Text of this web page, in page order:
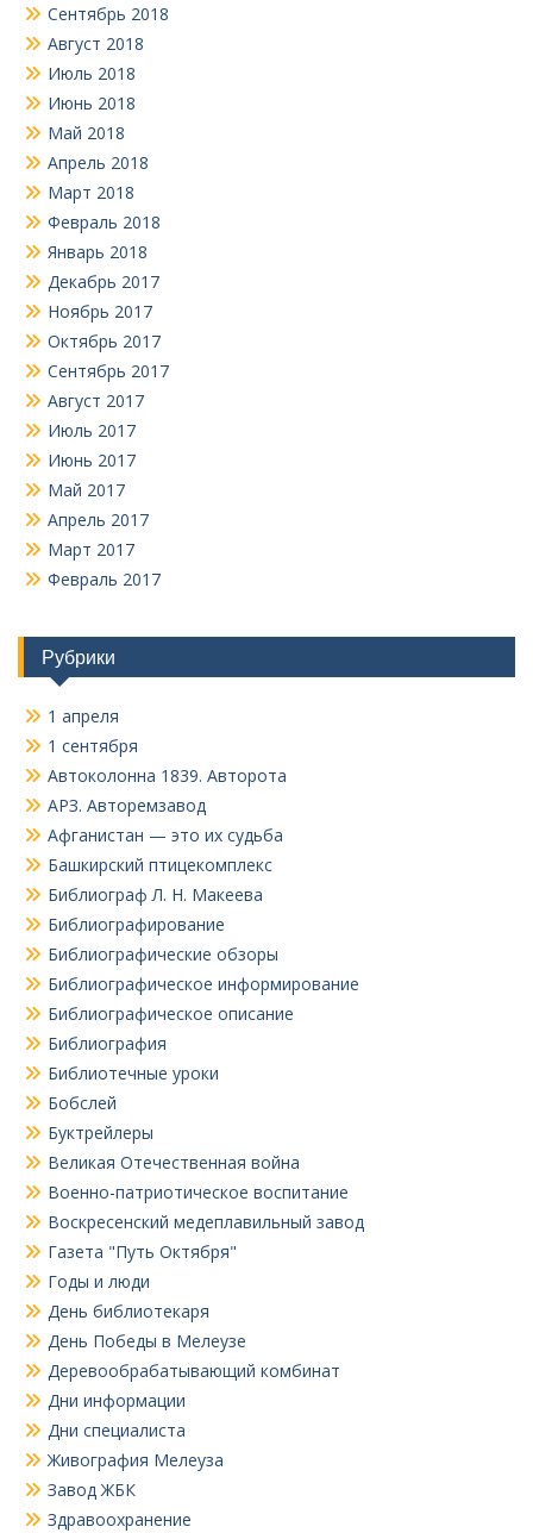
Сентябрь 2018
Август 2018
Июль 2018
Июнь 2018
Май 2018
Апрель 2018
Март 2018
Февраль 2018
Январь 2018
Декабрь 2017
Ноябрь 2017
Октябрь 2017
Сентябрь 2017
Август 2017
Июль 2017
Июнь 2017
Май 2017
Апрель 2017
Март 2017
Февраль 2017
Рубрики
1 апреля
1 сентября
Автоколонна 1839. Авторота
АРЗ. Авторемзавод
Афганистан — это их судьба
Башкирский птицекомплекс
Библиограф Л. Н. Макеева
Библиографирование
Библиографические обзоры
Библиографическое информирование
Библиографическое описание
Библиография
Библиотечные уроки
Бобслей
Буктрейлеры
Великая Отечественная война
Военно-патриотическое воспитание
Воскресенский медеплавильный завод
Газета "Путь Октября"
Годы и люди
День библиотекаря
День Победы в Мелеузе
Деревообрабатывающий комбинат
Дни информации
Дни специалиста
Живография Мелеуза
Завод ЖБК
Здравоохранение